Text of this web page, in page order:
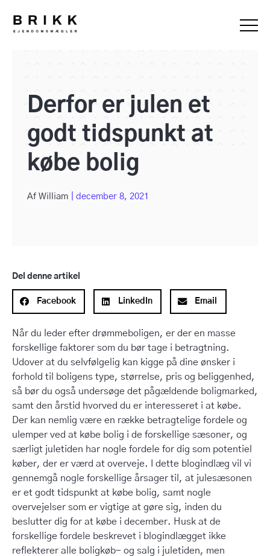
Derfor er julen et
godt tidspunkt at
købe bolig
Af William december 8, 2021
Del denne artikel
Facebook LinkedIn Email
Når du leder efter drømmeboligen, er der en masse
forskellige faktorer som du bør tage i betragtning.
Udover at du selvfølgelig kan kigge på dine ønsker i
forhold til boligens type, størrelse, pris og beliggenhed,
så bør du også undersøge det pågældende boligmarked,
samt den årstid hvorved du er interesseret i at købe.
Der kan nemlig være en række betragtelige fordele og
ulemper ved at købe bolig i de forskellige sæsoner, og
særligt juletiden har nogle fordele for dig som potentiel
køber, der er værd at overveje. I dette blogindlæg vil vi
gennemgå nogle forskellige årsager til, at julesæsonen
er et godt tidspunkt at købe bolig, samt nogle
overvejelser som er vigtige at gøre sig, inden du
beslutter dig for at købe i december. Husk at de
forskellige fordele beskrevet i blogindlægget ikke
reflekterer alle boligkøb- og salg i juletiden, men